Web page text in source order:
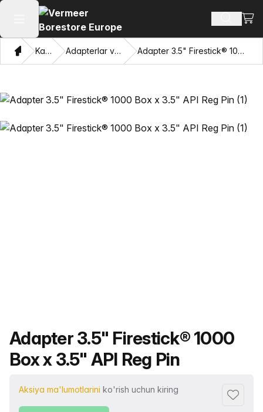
Asosiy menyuni ochish
Bosh sahifa
Katalog Adapterlar va Pulling Eyes Adapter 3.5" Firestick® 1000 Box x 3.5" API Reg Pin
Mahsulot nomi
Adapter 3.5" Firestick® 1000
Box x 3.5" API Reg Pin
Aksiya ma'lumotlarini ko'rish uchun kiring